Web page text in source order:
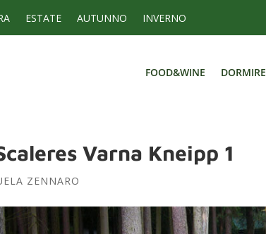
ESTATE AUTUNNO INVERNO
FOOD&WINE DORMIRE
FOOD&WINE DORMIRE
Varna Kneipp 1
ZENNARO